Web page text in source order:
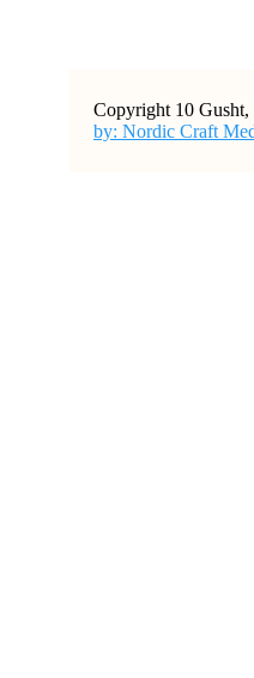
Copyright 10
by: Nordic Craft